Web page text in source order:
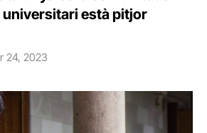
universitari està pitjor
24, 2023